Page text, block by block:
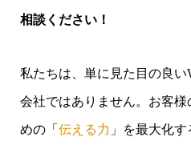
相談ください！
私たちは、単に見た目の良い
会社ではありません。お客
めの「 伝える力 」を最大化す